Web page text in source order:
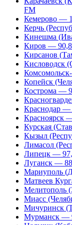
FM
Кемерово —
Керчь
Кинешма
Киров —
Кирсанов
Кисловодск
Копейск
Кострома —
Краснодар —
Красноярск
Курская
Кызыл
Лимасол
Липецк —
Луганск —
Мариуполь
Матвеев
Мелитополь
Миасс
Мичуринск
Мурманск —